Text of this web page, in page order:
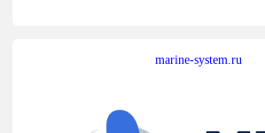
marine-system.ru